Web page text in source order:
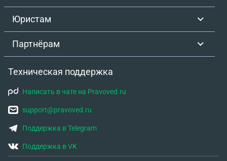
Юристам
Партнёрам
Техническая поддержка
Написать в чате на Pravoved.ru
support@pravoved.ru
Поддержка в Telegram
Поддержка в VK